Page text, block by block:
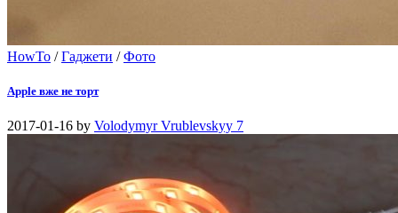
HowTo /Гаджети /Фото
Apple вже не торт
2017-01-16 by Volodymyr Vrublevskyy 7